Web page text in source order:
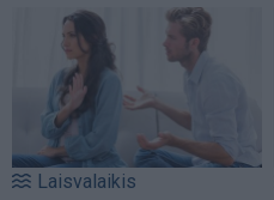
Laisvalaikis